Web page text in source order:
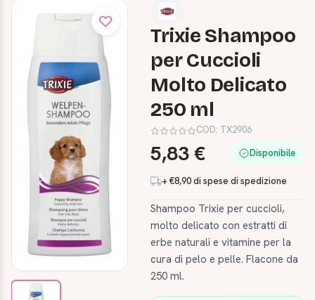
Trixie Shampoo
per Cuccioli
Molto Delicato
250 ml
COD: TX2906
5,83 € Disponibile
+ €8,90 di spese di spedizione
Shampoo Trixie per cuccioli,
molto delicato con estratti di
erbe naturali e vitamine per la
cura di pelo e pelle. Flacone da
250 ml.